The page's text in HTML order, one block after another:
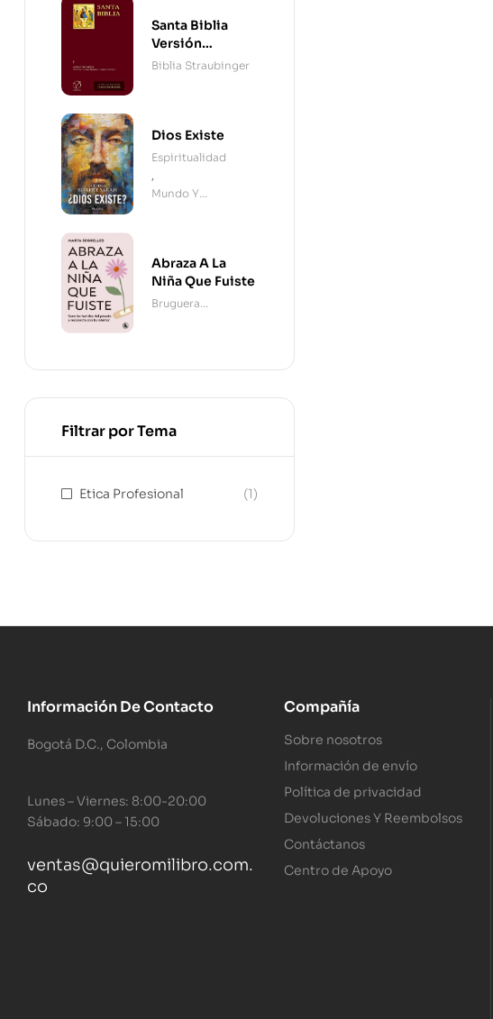
Santa Biblia
Versión
Straubinger - 2
Biblia Straubinger
Dios Existe
Espiritualidad
,
Mundo Y
Abraza A La
Niña Que Fuiste
Bruguera
Filtrar por Tema
Etica Profesional (1)
Información De Contacto
Bogotá D.C., Colombia
Lunes – Viernes: 8:00-20:00
Sábado: 9:00 – 15:00
ventas@quieromilibro.com.
co
Compañía
Sobre nosotros
Información de envío
Política de privacidad
Devoluciones Y Reembolsos
Contáctanos
Centro de Apoyo